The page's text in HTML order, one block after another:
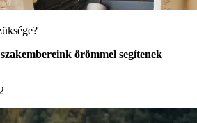
örömmel segítenek